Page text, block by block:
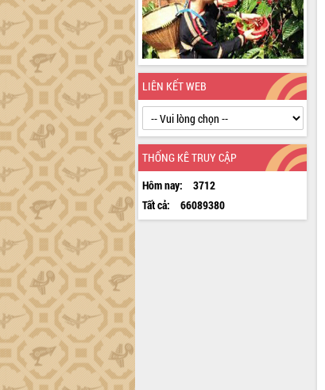
LIÊN KẾT WEB
THỐNG KÊ TRUY CẬP
Hôm nay:
3712
Tất cả:
66089380